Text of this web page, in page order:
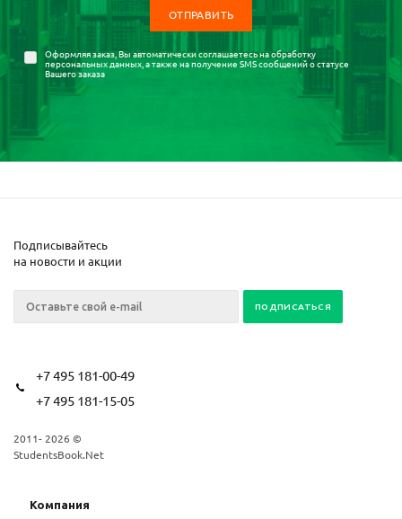
Оформляя заказ, Вы автоматически соглашаетесь наобработку
персональных данных, а также на получение SMS сообщений о статусе
Вашего заказа
Подписывайтесь
на новости и акции
+7 495 181-00-49
+7 495 181-15-05
2011- 2026 ©
StudentsBook.Net
Компания